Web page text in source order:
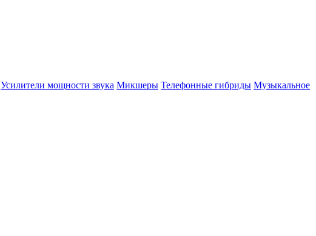
Усилители мощности звука Микшеры Телефонные гибриды Музыкальное